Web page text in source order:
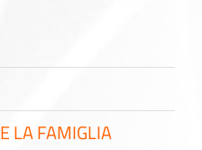
LA FAMIGLIA